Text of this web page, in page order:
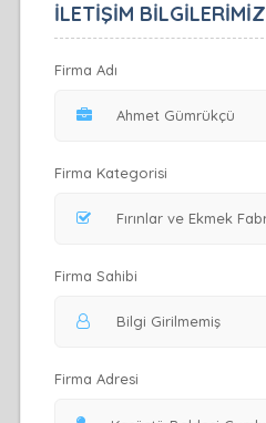
İLETİŞİM BİLGİLERİMİZ
Firma Adı
Firma Kategorisi
Firma Sahibi
Firma Adresi